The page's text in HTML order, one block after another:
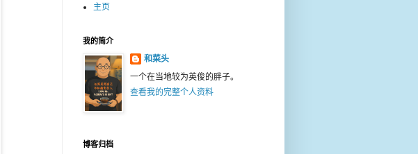
主页
我的简介
和菜头
一个在当地较为英俊的胖子。
查看我的完整个人资料
博客归档